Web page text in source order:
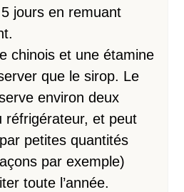
jours en remuant
chinois et une étamine
que le sirop. Le
environ deux
réfrigérateur, et peut
petites quantités
par exemple)
toute l’année.